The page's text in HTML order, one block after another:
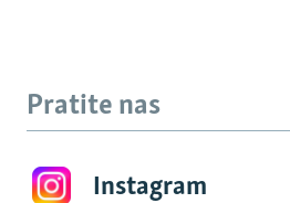
Pratite nas
Instagram